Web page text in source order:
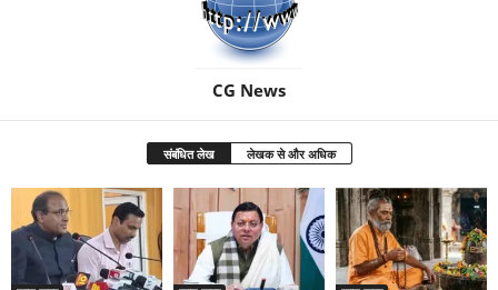
CG News
संबंधित लेख लेखक से और अधिक